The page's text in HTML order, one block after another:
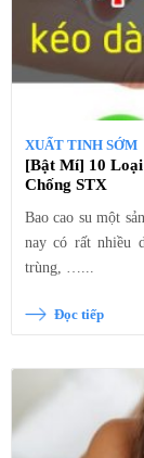
XUẤT TINH SỚM
[Bật Mí] 10 Loại
Chống STX
Bao cao su một
nay có rất nhiều
trùng, …...
Đọc tiếp